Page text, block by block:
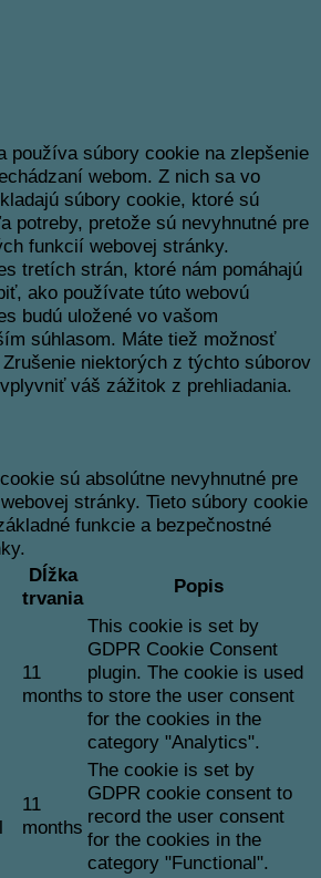
používa súbory cookie na zlepšenie
webom. Z nich sa vo
súbory cookie, ktoré sú
potreby, pretože sú nevyhnutné pre
funkcií webovej stránky.
tretích strán, ktoré nám pomáhajú
ako používate túto webovú
budú uložené vo vašom
súhlasom. Máte tiež možnosť
Zrušenie niektorých z týchto súborov
váš zážitok z prehliadania.
sú absolútne nevyhnutné pre
stránky. Tieto súbory cookie
funkcie a bezpečnostné
Dĺžka
trvania
Popis
11
months
This cookie is set by
GDPR Cookie Consent
plugin. The cookie is used
to store the user consent
for the cookies in the
category "Analytics".
11
months
The cookie is set by
GDPR cookie consent to
record the user consent
for the cookies in the
category "Functional".